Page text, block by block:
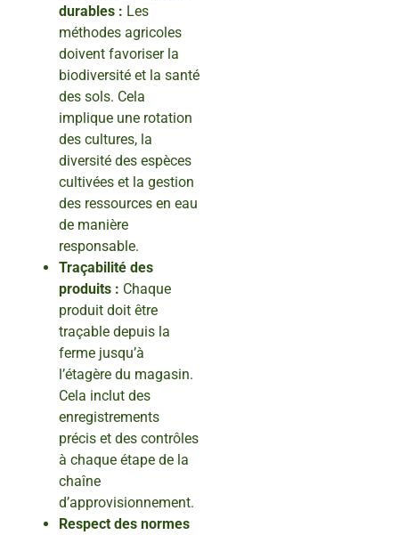
durables : Les
méthodes agricoles
doivent favoriser la
biodiversité et la santé
des sols. Cela
implique une rotation
des cultures, la
diversité des espèces
cultivées et la gestion
des ressources en eau
de manière
responsable.
Traçabilité des
produits : Chaque
produit doit être
traçable depuis la
ferme jusqu’à
l’étagère du magasin.
Cela inclut des
enregistrements
précis et des contrôles
à chaque étape de la
chaîne
d’approvisionnement.
Respect des normes